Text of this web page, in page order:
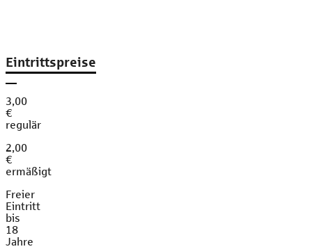
Eintrittspreise
3,00
€
regulär
2,00
€
ermäßigt
Freier
Eintritt
bis
18
Jahre